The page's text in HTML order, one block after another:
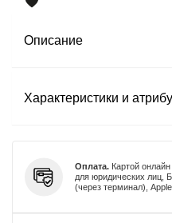
Описание
Характеристики и
Оплата. Картой
для юридических лиц,
(через терминал), Apple